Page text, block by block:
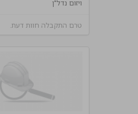
ויזום נדל"ן
טרם התקבלה חוות דעת.